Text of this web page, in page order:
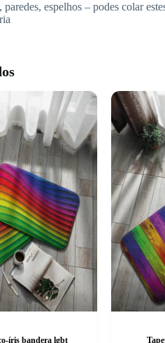
espelhos – podes colar
íris bandera lgbt